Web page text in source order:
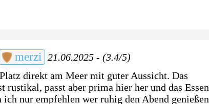
merzi 21.06.2025 - (3.4/5)
direkt am Meer mit guter Aussicht. Das
rustikal, passt aber prima hier her und das Essen
ich nur empfehlen wer ruhig den Abend genießen